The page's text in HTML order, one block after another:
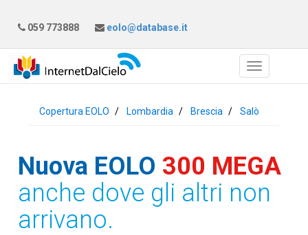
059 773888 eolo@database.it
Copertura EOLO Lombardia Brescia Salò
Nuova EOLO 300 MEGA
anche dove gli altri non
arrivano.